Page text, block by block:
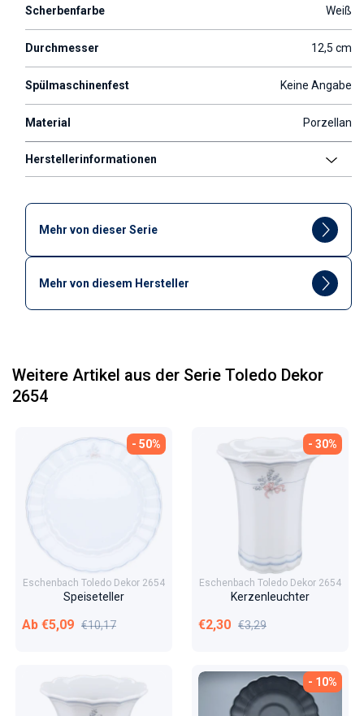
Scherbenfarbe Weiß
Durchmesser 12,5 cm
Spülmaschinenfest Keine Angabe
Material Porzellan
Herstellerinformationen
Mehr von dieser Serie
Mehr von diesem Hersteller
Weitere Artikel aus der Serie Toledo Dekor
2654
- 50%
Eschenbach Toledo Dekor 2654
Speiseteller
Verkaufspreis
Ab €5,09 Normaler Preis
€10,17
- 30%
Eschenbach Toledo Dekor 2654
Kerzenleuchter
Verkaufspreis
€2,30 Normaler Preis
€3,29
- 10%